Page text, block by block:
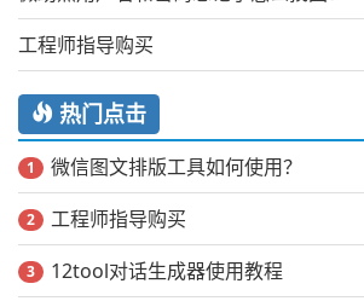
工程师指导购买
热门点击
1 微信图文排版工具如何使用？
2 工程师指导购买
3 12tool对话生成器使用教程